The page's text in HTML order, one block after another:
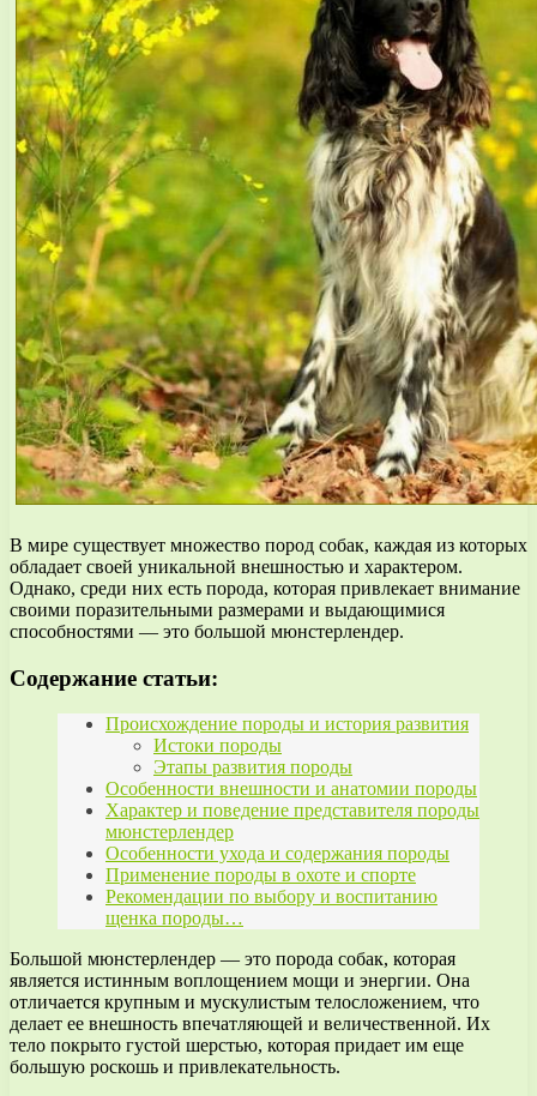
В мире существует множество пород собак, каждая из которых
обладает своей уникальной внешностью и характером.
Однако, среди них есть порода, которая привлекает внимание
своими поразительными размерами и выдающимися
способностями — это большой мюнстерлендер.
Содержание статьи:
Происхождение породы и история развития
Истоки породы
Этапы развития породы
Особенности внешности и анатомии породы
Характер и поведение представителя породы
мюнстерлендер
Особенности ухода и содержания породы
Применение породы в охоте и спорте
Рекомендации по выбору и воспитанию
щенка породы…
Большой мюнстерлендер — это порода собак, которая
является истинным воплощением мощи и энергии. Она
отличается крупным и мускулистым телосложением, что
делает ее внешность впечатляющей и величественной. Их
тело покрыто густой шерстью, которая придает им еще
большую роскошь и привлекательность.